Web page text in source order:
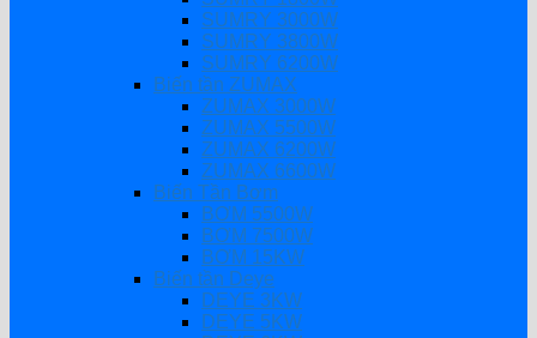
SUMRY 3000W
SUMRY 3800W
SUMRY 6200W
Biến tần ZUMAX
ZUMAX 3000W
ZUMAX 5500W
ZUMAX 6200W
ZUMAX 6600W
Biến Tần Bơm
BƠM 5500W
BƠM 7500W
BƠM 15KW
Biến tần Deye
DEYE 3KW
DEYE 5KW